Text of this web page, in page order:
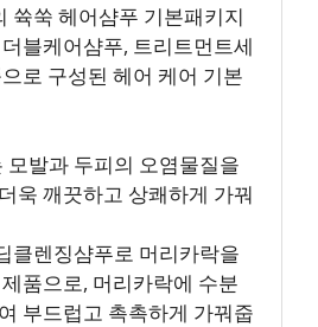
쓕쑥 헤어샴푸 기본패키지
블케어샴푸, 트리트먼트세
로 구성된 헤어 케어 기본
모발과 두피의 오염물질을
욱 깨끗하고 상쾌하게 가꿔
클렌징샴푸로 머리카락을
품으로, 머리카락에 수분
부드럽고 촉촉하게 가꿔줍